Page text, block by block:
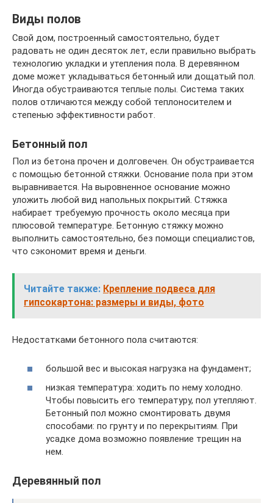
Виды полов
Свой дом, построенный самостоятельно, будет
радовать не один десяток лет, если правильно выбрать
технологию укладки и утепления пола. В деревянном
доме может укладываться бетонный или дощатый пол.
Иногда обустраиваются теплые полы. Система таких
полов отличаются между собой теплоносителем и
степенью эффективности работ.
Бетонный пол
Пол из бетона прочен и долговечен. Он обустраивается
с помощью бетонной стяжки. Основание пола при этом
выравнивается. На выровненное основание можно
уложить любой вид напольных покрытий. Стяжка
набирает требуемую прочность около месяца при
плюсовой температуре. Бетонную стяжку можно
выполнить самостоятельно, без помощи специалистов,
что сэкономит время и деньги.
Читайте также: Крепление подвеса для
гипсокартона: размеры и виды, фото
Недостатками бетонного пола считаются:
большой вес и высокая нагрузка на фундамент;
низкая температура: ходить по нему холодно.
Чтобы повысить его температуру, пол утепляют.
Бетонный пол можно смонтировать двумя
способами: по грунту и по перекрытиям. При
усадке дома возможно появление трещин на
нем.
Деревянный пол